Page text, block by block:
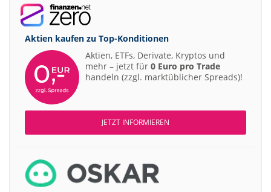
Aktien kaufen zu Top-Konditionen
Aktien, ETFs, Derivate, Kryptos und
mehr – jetzt für 0 Euro pro Trade
handeln (zzgl. marktüblicher Spreads)!
JETZT INFORMIEREN